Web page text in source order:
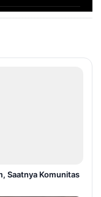
Saatnya Komunitas